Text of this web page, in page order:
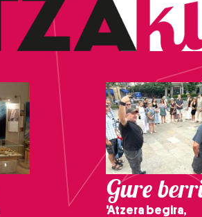
Gure
'Atzera begira,